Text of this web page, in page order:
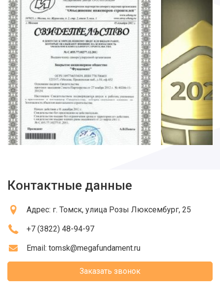
Контактные данные
Адрес: г. Томск, улица Розы Люксембург, 25
+7 (3822) 48-94-97
Email: tomsk@megafundament.ru
Заказать звонок